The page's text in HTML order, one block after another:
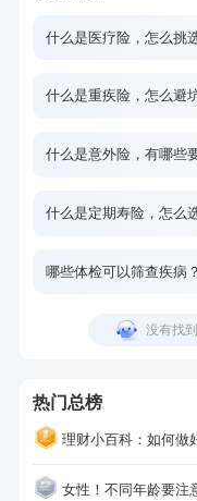
什么是医疗险，怎么挑
什么是重疾险，怎么避
什么是意外险，有哪些
什么是定期寿险，怎么
哪些体检可以筛查疾病？
没有找
热门总榜
理财小百科：如何做
女性！不同年龄要注意这些疾病！